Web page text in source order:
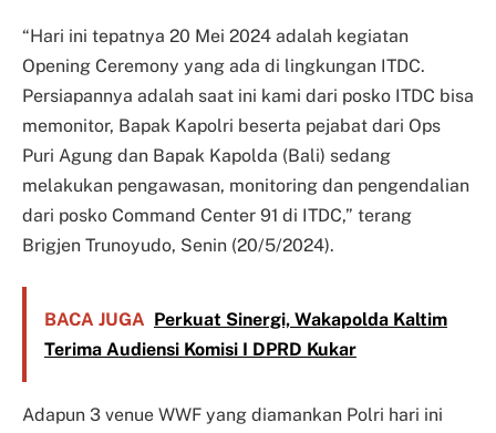
“Hari ini tepatnya 20 Mei 2024 adalah kegiatan
Opening Ceremony yang ada di lingkungan ITDC.
Persiapannya adalah saat ini kami dari posko ITDC bisa
memonitor, Bapak Kapolri beserta pejabat dari Ops
Puri Agung dan Bapak Kapolda (Bali) sedang
melakukan pengawasan, monitoring dan pengendalian
dari posko Command Center 91 di ITDC,” terang
Brigjen Trunoyudo, Senin (20/5/2024).
BACA JUGA Perkuat Sinergi, Wakapolda Kaltim
Terima Audiensi Komisi I DPRD Kukar
Adapun 3 venue WWF yang diamankan Polri hari ini